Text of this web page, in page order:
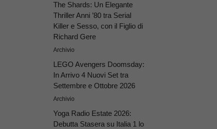
The Shards: Un Elegante
Thriller Anni ’80 tra Serial
Killer e Sesso, con il Figlio di
Richard Gere
Archivio
LEGO Avengers Doomsday:
In Arrivo 4 Nuovi Set tra
Settembre e Ottobre 2026
Archivio
Yoga Radio Estate 2026:
Debutta Stasera su Italia 1 lo